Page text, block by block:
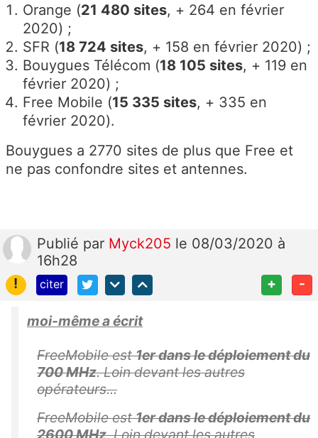
Orange (21 480 sites, + 264 en février
2020) ;
SFR (18 724 sites, + 158 en février 2020) ;
Bouygues Télécom (18 105 sites, + 119 en
février 2020) ;
Free Mobile (15 335 sites, + 335 en
février 2020).
Bouygues a 2770 sites de plus que Free et
ne pas confondre sites et antennes.
Publié par Myck205 le 08/03/2020 à
16h28
!
citer + -
moi-même a écrit
FreeMobile est1er dans le déploiement du
700 MHz. Loin devant les autres
opérateurs...
FreeMobile est1er dans le déploiement du
2600 MHz. Loin devant les autres